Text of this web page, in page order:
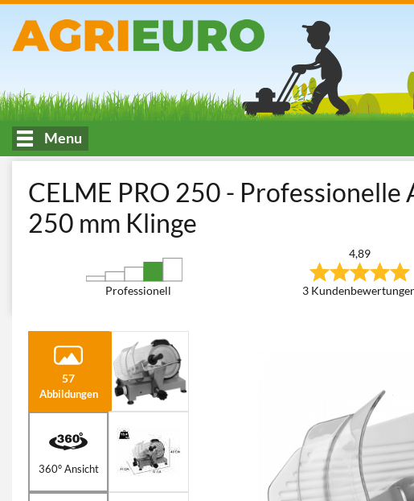
Menu
CELME PRO 250 -
250 mm Klinge
Professionell
4,89
3
57
Abbildungen
360° Ansicht